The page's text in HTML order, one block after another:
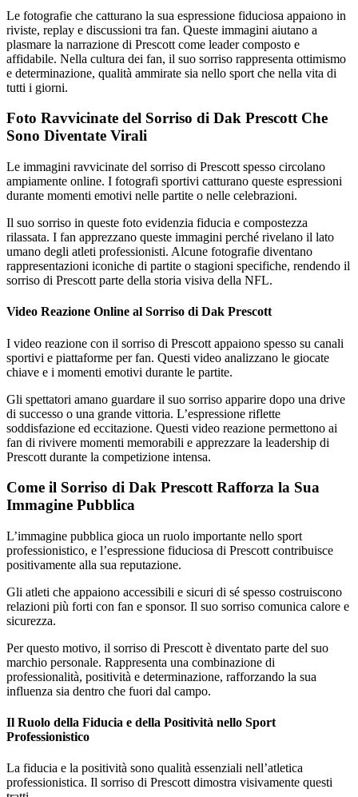
Le fotografie che catturano la sua espressione fiduciosa appaiono in
riviste, replay e discussioni tra fan. Queste immagini aiutano a
plasmare la narrazione di Prescott come leader composto e
affidabile. Nella cultura dei fan, il suo sorriso rappresenta ottimismo
e determinazione, qualità ammirate sia nello sport che nella vita di
tutti i giorni.
Foto Ravvicinate del Sorriso di Dak Prescott Che
Sono Diventate Virali
Le immagini ravvicinate del sorriso di Prescott spesso circolano
ampiamente online. I fotografi sportivi catturano queste espressioni
durante momenti emotivi nelle partite o nelle celebrazioni.
Il suo sorriso in queste foto evidenzia fiducia e compostezza
rilassata. I fan apprezzano queste immagini perché rivelano il lato
umano degli atleti professionisti. Alcune fotografie diventano
rappresentazioni iconiche di partite o stagioni specifiche, rendendo il
sorriso di Prescott parte della storia visiva della NFL.
Video Reazione Online al Sorriso di Dak Prescott
I video reazione con il sorriso di Prescott appaiono spesso su canali
sportivi e piattaforme per fan. Questi video analizzano le giocate
chiave e i momenti emotivi durante le partite.
Gli spettatori amano guardare il suo sorriso apparire dopo una drive
di successo o una grande vittoria. L’espressione riflette
soddisfazione ed eccitazione. Questi video reazione permettono ai
fan di rivivere momenti memorabili e apprezzare la leadership di
Prescott durante la competizione intensa.
Come il Sorriso di Dak Prescott Rafforza la Sua
Immagine Pubblica
L’immagine pubblica gioca un ruolo importante nello sport
professionistico, e l’espressione fiduciosa di Prescott contribuisce
positivamente alla sua reputazione.
Gli atleti che appaiono accessibili e sicuri di sé spesso costruiscono
relazioni più forti con fan e sponsor. Il suo sorriso comunica calore e
sicurezza.
Per questo motivo, il sorriso di Prescott è diventato parte del suo
marchio personale. Rappresenta una combinazione di
professionalità, positività e determinazione, rafforzando la sua
influenza sia dentro che fuori dal campo.
Il Ruolo della Fiducia e della Positività nello Sport
Professionistico
La fiducia e la positività sono qualità essenziali nell’atletica
professionistica. Il sorriso di Prescott dimostra visivamente questi